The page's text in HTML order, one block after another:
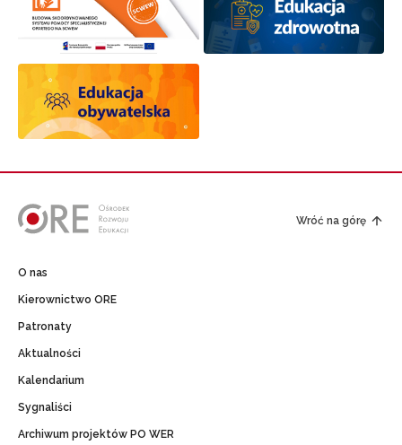
Wróć na górę
O nas
Kierownictwo ORE
Patronaty
Aktualności
Kalendarium
Sygnaliści
Archiwum projektów PO WER